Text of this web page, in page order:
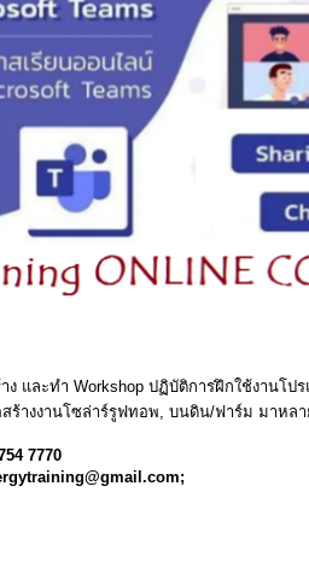
และทำ Workshop ปฏิบัติการฝึกใช้งานโป
างงานโซล่าร์รูฟทอพ, บนดิน/ฟาร์ม มาหลา
7770